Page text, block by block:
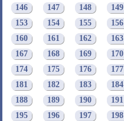
146
147 148 149
153
154 155 156
160
161 162 163
167
168 169 170
174
175 176 177
181
182 183 184
188
189 190 191
195
196 197 198